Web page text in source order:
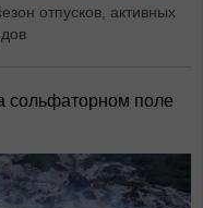
отпусков, активных
сольфаторном поле